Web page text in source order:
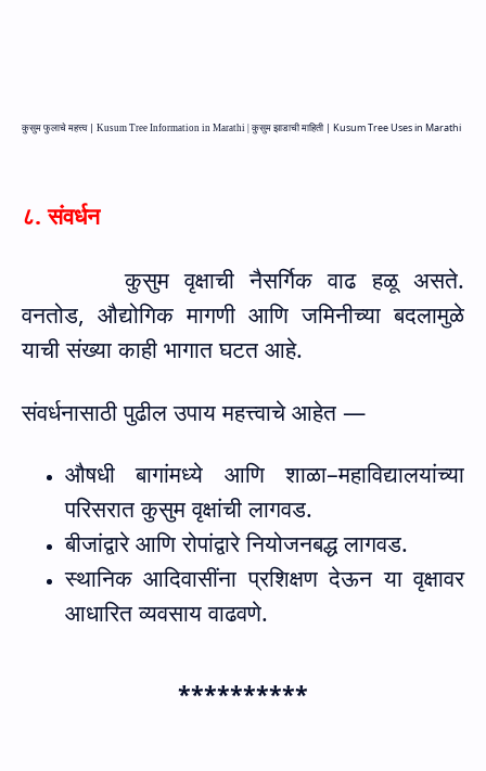
कुसुम फुलाचे महत्त्व | Kusum Tree Information in Marathi | कुसुम झाडाची माहिती | Kusum Tree Uses in Marathi
८. संवर्धन
कुसुम वृक्षाची नैसर्गिक वाढ हळू असते.
वनतोड, औद्योगिक मागणी आणि जमिनीच्या बदलामुळे
याची संख्या काही भागात घटत आहे.
संवर्धनासाठी पुढील उपाय महत्त्वाचे आहेत —
औषधी बागांमध्ये आणि शाळा–महाविद्यालयांच्या
परिसरात कुसुम वृक्षांची लागवड.
बीजांद्वारे आणि रोपांद्वारे नियोजनबद्ध लागवड.
स्थानिक आदिवासींना प्रशिक्षण देऊन या वृक्षावर
आधारित व्यवसाय वाढवणे.
**********